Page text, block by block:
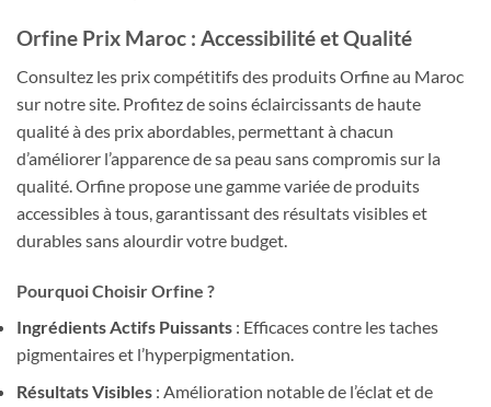
Orfine Prix Maroc : Accessibilité et Qualité
Consultez les prix compétitifs des produits Orfine au Maroc
sur notre site. Profitez de soins éclaircissants de haute
qualité à des prix abordables, permettant à chacun
d’améliorer l’apparence de sa peau sans compromis sur la
qualité. Orfine propose une gamme variée de produits
accessibles à tous, garantissant des résultats visibles et
durables sans alourdir votre budget.
Pourquoi Choisir Orfine ?
Ingrédients Actifs Puissants : Efficaces contre les taches
pigmentaires et l’hyperpigmentation.
Résultats Visibles : Amélioration notable de l’éclat et de